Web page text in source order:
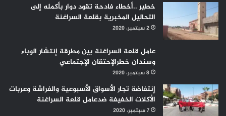
خطير ..أخطاء فادحة تقود دوار بأكمله إلى
التحاليل المخبرية بقلعة السراغنة
2 سبتمبر، 2020
عامل قلعة السراغنة بين مطرقة إنتشار الوباء
وسندان خطرالإحتقان الإجتماعي
8 سبتمبر، 2020
إنتفاضة تجار الأسواق الأسبوعية والفراشة وعربات
الأكلات الخفيفة ضدعامل قلعة السراغنة
7 سبتمبر، 2020